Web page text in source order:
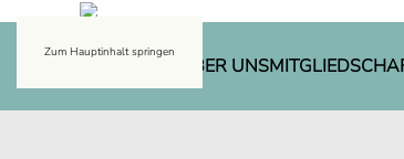
Zum Hauptinhalt springen
AKTUELLES ÜBER UNS